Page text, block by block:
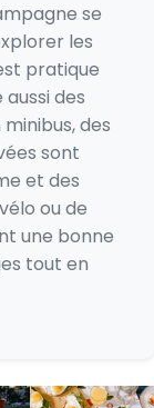
se
les
pratique
des
des
sont
et des
ou de
une bonne
tout en